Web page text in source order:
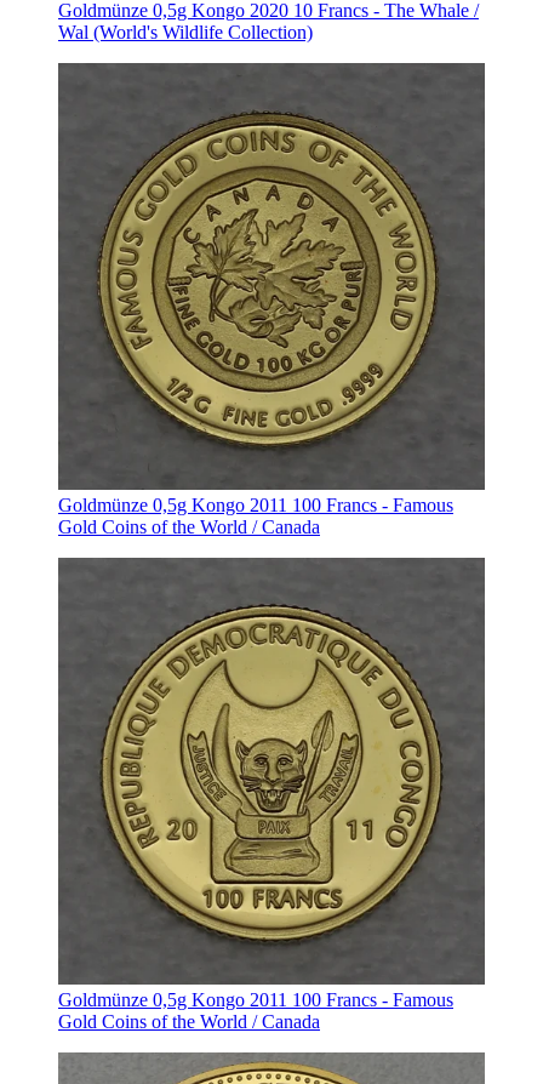
Goldmünze 0,5g Kongo 2020 10 Francs - The Whale /
Wal (World's Wildlife Collection)
Goldmünze 0,5g Kongo 2011 100 Francs - Famous
Gold Coins of the World / Canada
Goldmünze 0,5g Kongo 2011 100 Francs - Famous
Gold Coins of the World / Canada